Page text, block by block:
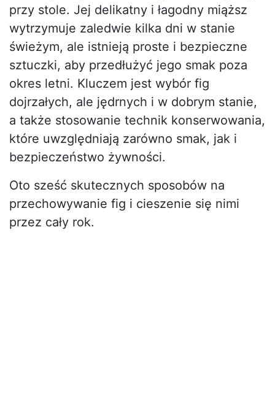
przy stole. Jej delikatny i łagodny miąższ
wytrzymuje zaledwie kilka dni w stanie
świeżym, ale istnieją proste i bezpieczne
sztuczki, aby przedłużyć jego smak poza
okres letni. Kluczem jest wybór fig
dojrzałych, ale jędrnych i w dobrym stanie,
a także stosowanie technik konserwowania,
które uwzględniają zarówno smak, jak i
bezpieczeństwo żywności.
Oto sześć skutecznych sposobów na
przechowywanie fig i cieszenie się nimi
przez cały rok.